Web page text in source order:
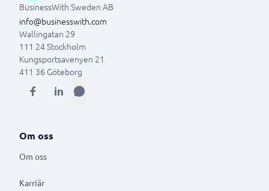
BusinessWith Sweden AB
info@businesswith.com
Wallingatan 29
111 24Stockholm
Kungsportsavenyen 21
411 36 Göteborg
Om oss
Om oss
Karriär